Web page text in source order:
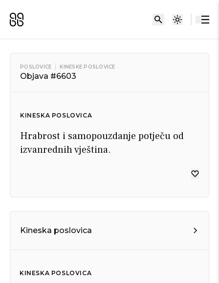
POSLOVICE KINESKE POSLOVICE
Objava #6603
KINESKA POSLOVICA
Hrabrost i samopouzdanje potječu od
izvanrednih vještina.
Kineska poslovica
KINESKA POSLOVICA